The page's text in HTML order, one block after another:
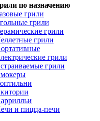
по назначению
грили
грили
грили
грили
грили
грили
и пицца-печи